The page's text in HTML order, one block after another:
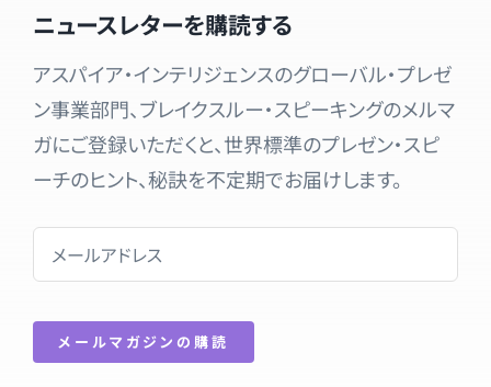
ニュースレターを購読する
アスパイア・インテリジェンスのグローバル・プレゼ
ン事業部門、ブレイクスルー・スピーキングのメルマ
ガにご登録いただくと、世界標準のプレゼン・スピ
ーチのヒント、秘訣を不定期でお届けします。
メールマガジンの購読